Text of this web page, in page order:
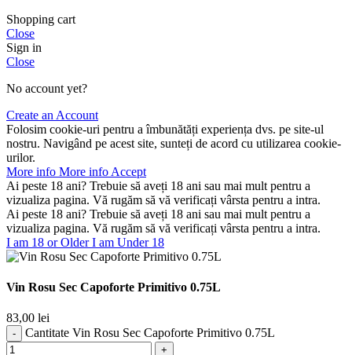
Shopping cart
Close
Sign in
Close
No account yet?
Create an Account
Folosim cookie-uri pentru a îmbunătăți experiența dvs. pe site-ul
nostru. Navigând pe acest site, sunteți de acord cu utilizarea cookie-
urilor.
More info More info Accept
Ai peste 18 ani? Trebuie să aveți 18 ani sau mai mult pentru a
vizualiza pagina. Vă rugăm să vă verificați vârsta pentru a intra.
Ai peste 18 ani? Trebuie să aveți 18 ani sau mai mult pentru a
vizualiza pagina. Vă rugăm să vă verificați vârsta pentru a intra.
I am 18 or OlderI am Under 18
Vin Rosu Sec Capoforte Primitivo 0.75L
83,00 lei
Cantitate Vin Rosu Sec Capoforte Primitivo 0.75L